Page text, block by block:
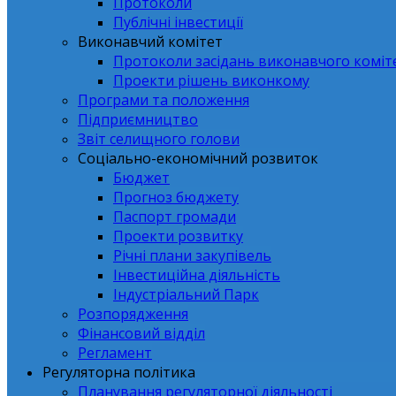
Публічні інвестиції
Виконавчий комітет
Протоколи засідань виконавчого
Проекти рішень виконкому
Програми та положення
Підприємництво
Звіт селищного голови
Соціально-економічний розвиток
Бюджет
Прогноз бюджету
Паспорт громади
Проекти розвитку
Річні плани закупівель
Інвестиційна діяльність
Індустріальний Парк
Розпорядження
Фінансовий відділ
Регламент
Регуляторна політика
Планування регуляторної діяльності